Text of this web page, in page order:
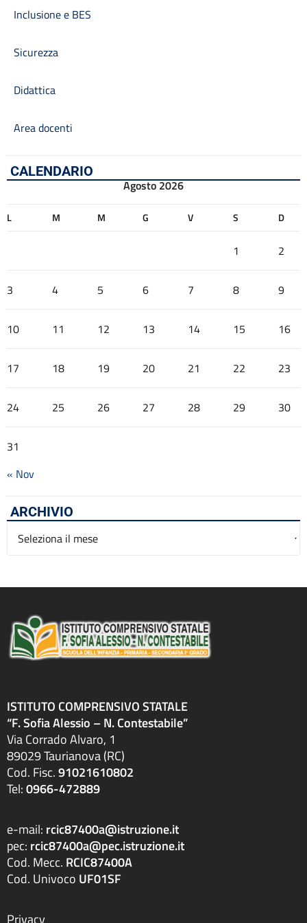
Inclusione e BES
Sicurezza
Didattica
Area docenti
CALENDARIO
Agosto 2026
L M M G V S D
1 2
3 4 5 6 7 8 9
10 11 12 13 14 15 16
17 18 19 20 21 22 23
24 25 26 27 28 29 30
31
« Nov
ARCHIVIO
Archivio
ISTITUTO COMPRENSIVO STATALE
“F. Sofia Alessio – N. Contestabile”
Via Corrado Alvaro, 1
89029 Taurianova (RC)
Cod. Fisc.91021610802
Tel:0966-472889
e-mail: rcic87400a@istruzione.it
pec: rcic87400a@pec.istruzione.it
Cod. Mecc. RCIC87400A
Cod. Univoco UF01SF
Privacy